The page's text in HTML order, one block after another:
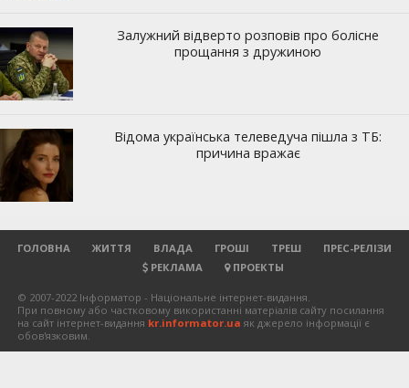
ГОЛОВНА ЖИТТЯ ВЛАДА ГРОШІ ТРЕШ
ПРЕС-РЕЛІЗИ
РЕКЛАМА
ПРОЕКТЫ
© 2007-2022 Інформатор - Національне інтернет-видання.
При повному або частковому використанні матеріалів сайту посилання
на сайт інтернет-видання kr.informator.ua як джерело інформації є
обов'язковим.